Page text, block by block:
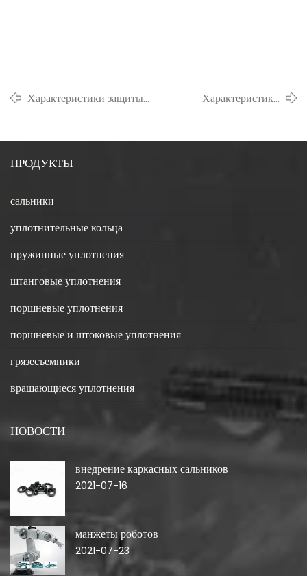
Характеристики защиты
круглого сечения и его
для защиты окружающей среды
Характеристики
ПРОДУКТЫ
сальники
уплотнительные кольца
пружинные уплотнения
штанговые уплотнения
поршневые уплотнения
поршневые и штоковые уплотнения
грязесъемники
вращающиеся уплотнения
НОВОСТИ
внедрение каркасных сальников
2021-07-16
манжеты роботов
2021-07-23